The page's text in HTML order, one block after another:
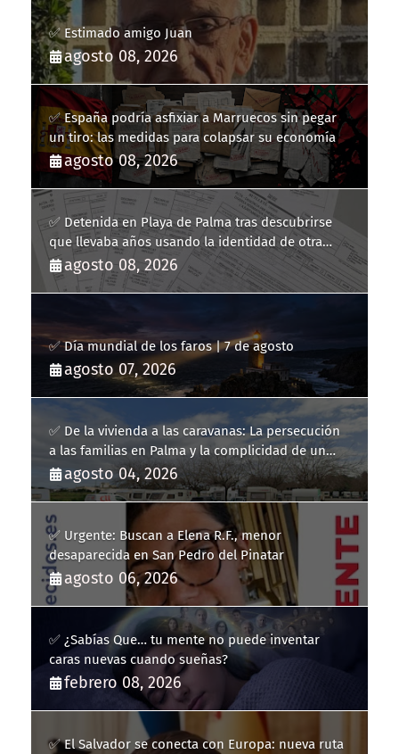
✅ Estimado amigo Juan
agosto 08, 2026
✅ España podría asfixiar a Marruecos sin pegar
un tiro: las medidas para colapsar su economía
agosto 08, 2026
✅ Detenida en Playa de Palma tras descubrirse
que llevaba años usando la identidad de otra
persona
agosto 08, 2026
✅ Día mundial de los faros | 7 de agosto
agosto 07, 2026
✅ De la vivienda a las caravanas: La persecución
a las familias en Palma y la complicidad de un
fracaso heredado
agosto 04, 2026
✅ Urgente: Buscan a Elena R.F., menor
desaparecida en San Pedro del Pinatar
agosto 06, 2026
✅ ¿Sabías Que… tu mente no puede inventar
caras nuevas cuando sueñas?
febrero 08, 2026
✅ El Salvador se conecta con Europa: nueva ruta